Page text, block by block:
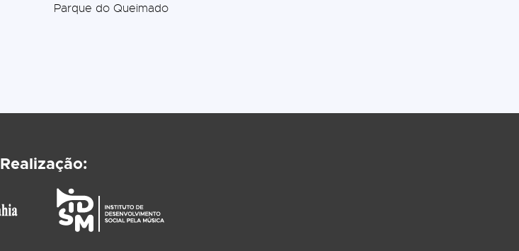
Parque do Queimado
Realização: